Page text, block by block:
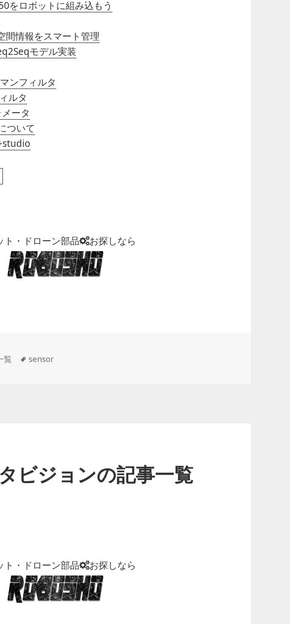
をロボットに組み込もう
間情報をスマート管理
モデル実装
ンフィルタ
ルタ
ータ
ついて
ト・ドローン部品 お探しなら
覧
タ
sensor
ビジョンの記事一覧
ト・ドローン部品 お探しなら